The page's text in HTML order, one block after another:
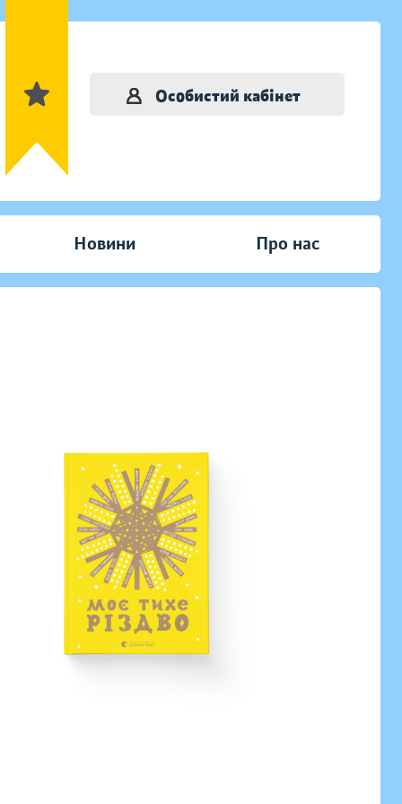
Особистий кабінет
Новини Про нас